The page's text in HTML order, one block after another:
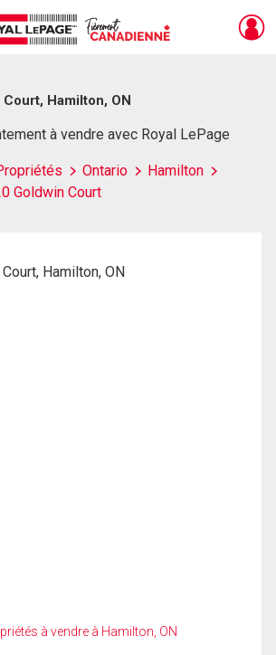
Hamilton, ON
à vendre avec Royal LePage
Ontario
Hamilton
Goldwin Court
à vendre à Hamilton, ON